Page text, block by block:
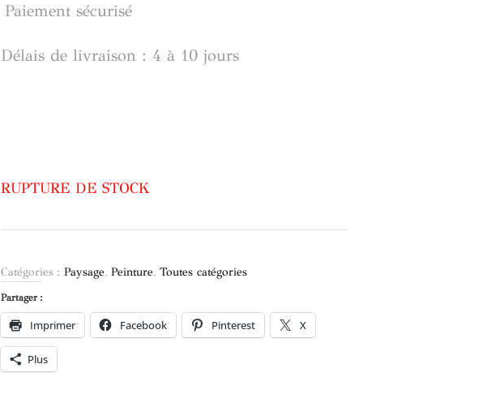
Paiement sécurisé
Délais de livraison : 4 à 10 jours
RUPTURE DE STOCK
Catégories : Paysage, Peinture, Toutes catégories
Partager :
Imprimer Facebook Pinterest X
Plus